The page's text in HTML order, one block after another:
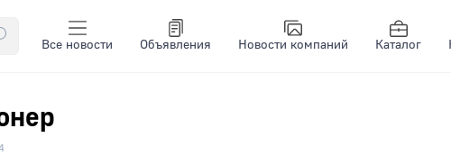
Все новости Объявления Новости компаний Каталог